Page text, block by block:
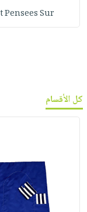
Pensees Sur
كل الأقسام